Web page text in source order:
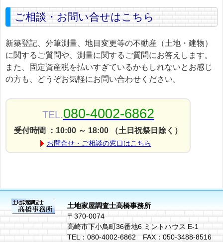
ご相談・お問い合せはこちら
新築登記、分筆測量、地目変更等の不動産（土地・建物）
に関するご質問や、測量に関するご質問にお答えします。
また、固定資産税を払いすぎているかもしれないとお感じ
の方も、どうぞお気軽にお問い合わせください。
TEL.080-4002-6862
受付時間 ：10:00 ～ 18:00 （土日祝祭日除く）
お問合せ・ご相談の窓口はこちら
土地家屋調査士高橋事務所
〒370-0074
高崎市下小鳥町36番地6 ミントハウス E-1
TEL：080-4002-6862 FAX：050-3488-8516